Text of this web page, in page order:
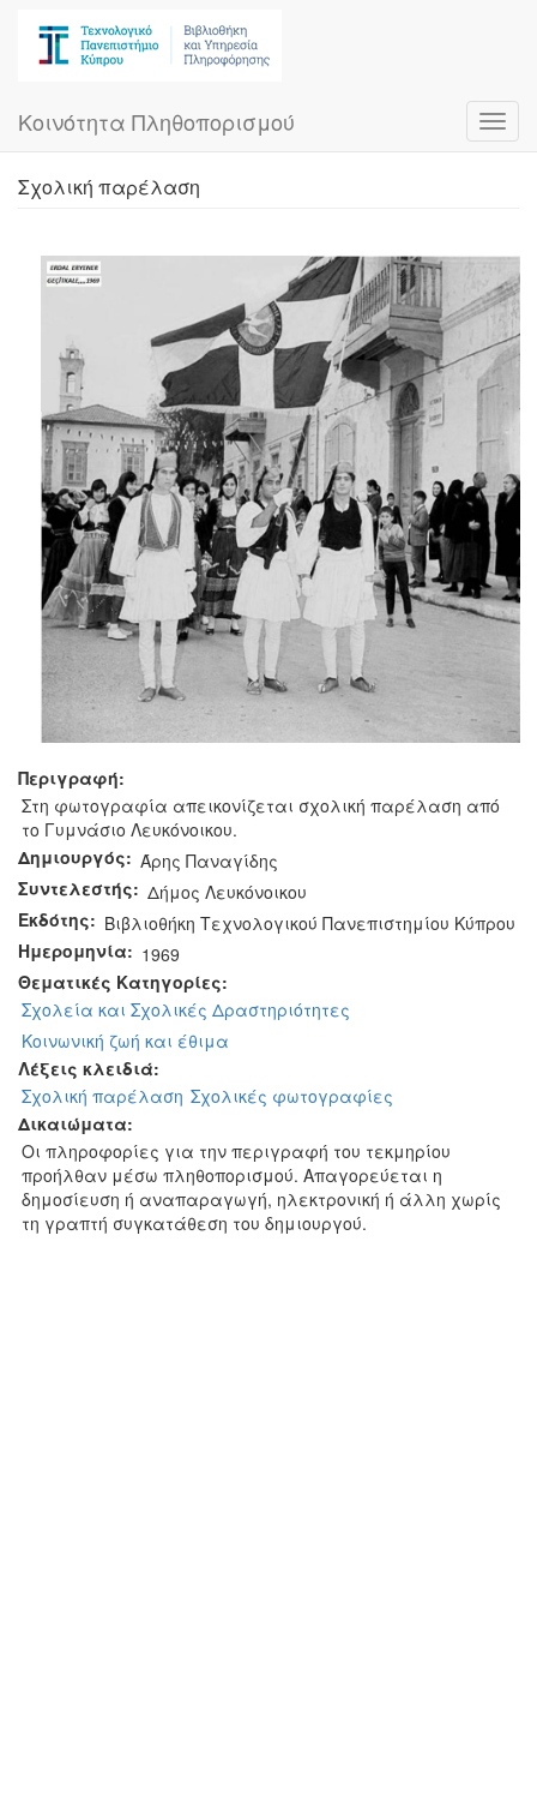
Κοινότητα Πληθοπορισμού
Σχολική παρέλαση
Περιγραφή:
Στη φωτογραφία απεικονίζεται σχολική παρέλαση από
το Γυμνάσιο Λευκόνοικου.
Δημιουργός: Άρης Παναγίδης
Συντελεστής: Δήμος Λευκόνοικου
Εκδότης: Βιβλιοθήκη Τεχνολογικού Πανεπιστημίου Κύπρου
Ημερομηνία: 1969
Θεματικές Κατηγορίες:
Σχολεία και Σχολικές Δραστηριότητες
Κοινωνική ζωή και έθιμα
Λέξεις κλειδιά:
Σχολική παρέλαση Σχολικές φωτογραφίες
Δικαιώματα:
Οι πληροφορίες για την περιγραφή του τεκμηρίου
προήλθαν μέσω πληθοπορισμού. Απαγορεύεται η
δημοσίευση ή αναπαραγωγή, ηλεκτρονική ή άλλη χωρίς
τη γραπτή συγκατάθεση του δημιουργού.